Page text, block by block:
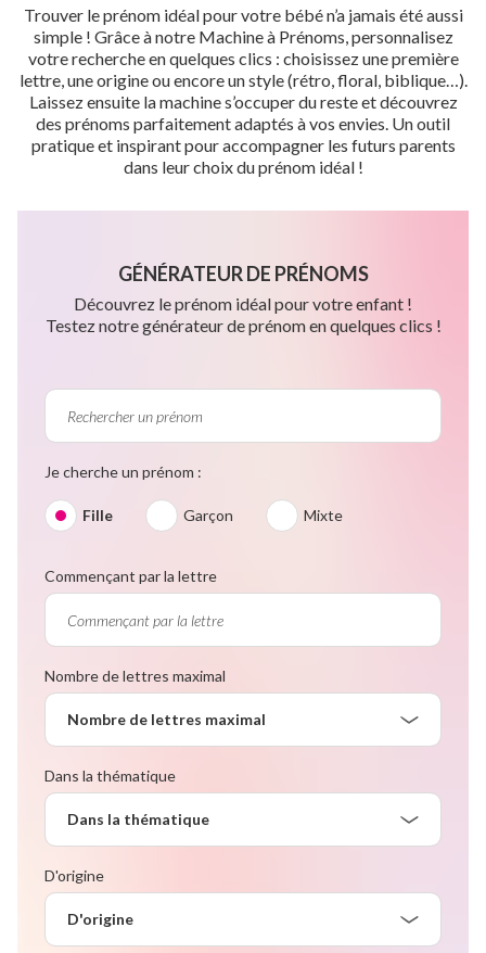
Trouver le prénom idéal pour votre bébé n’a jamais été aussi
simple ! Grâce à notre Machine à Prénoms, personnalisez
votre recherche en quelques clics : choisissez une première
lettre, une origine ou encore un style (rétro, floral, biblique…).
Laissez ensuite la machine s’occuper du reste et découvrez
des prénoms parfaitement adaptés à vos envies. Un outil
pratique et inspirant pour accompagner les futurs parents
dans leur choix du prénom idéal !
GÉNÉRATEUR DE PRÉNOMS
Découvrez le prénom idéal pour votre enfant !
Testez notre générateur de prénom en quelques clics !
Je cherche un prénom :
Fille Garçon Mixte
Commençant par la lettre
Nombre de lettres maximal
Nombre de lettres maximal
Dans la thématique
Dans la thématique
D'origine
D'origine